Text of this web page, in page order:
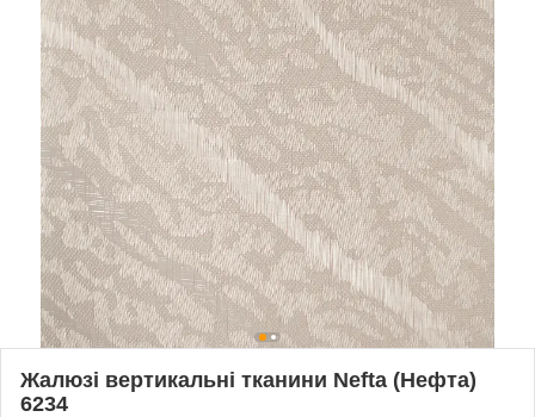
Жалюзі вертикальні тканини Nefta (Нефта)
6234